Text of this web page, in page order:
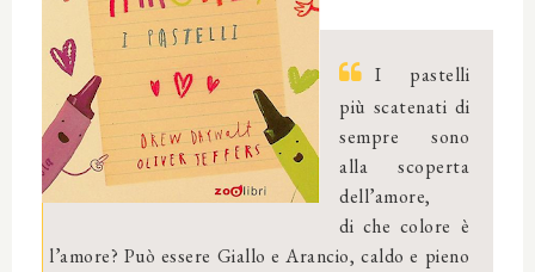
I pastelli
più scatenati di
sempre sono
alla scoperta
dell’amore,
di che colore è
l’amore? Può essere Giallo e Arancio, caldo e pieno